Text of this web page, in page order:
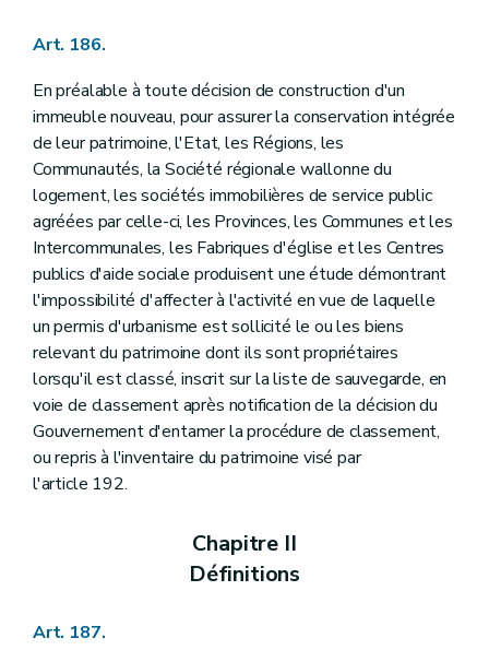
Chapitre III Des indemnités
Art. 230
Titre III Du petit patrimoine populaire
Art. 231
Titre IV De l'archéologie
Chapitre premier Des définitions
Art. 232
Chapitre II Des mesures de protection
Art. 233
Art. 234
Art. 235
Art. 236
Chapitre III
Des sondages archéologiques et des fouilles
Art. 237
Art. 238
Art. 239
Art. 240
Art. 241
Art. 242
Art. 243
Des sondages archéologiques et des fouilles d'utilité publique
Chapitre V
Art. 186.
En préalable à toute décision de construction d'un
immeuble nouveau, pour assurer la conservation intégrée
de leur patrimoine, l'Etat, les Régions, les
Communautés, la Société régionale wallonne du
logement, les sociétés immobilières de service public
agréées par celle-ci, les Provinces, les Communes et les
Intercommunales, les Fabriques d'église et les Centres
publics d'aide sociale produisent une étude démontrant
l'impossibilité d'affecter à l'activité en vue de laquelle
un permis d'urbanisme est sollicité le ou les biens
relevant du patrimoine dont ils sont propriétaires
lorsqu'il est classé, inscrit sur la liste de sauvegarde, en
voie de classement après notification de la décision du
Gouvernement d'entamer la procédure de classement,
ou repris à l'inventaire du patrimoine visé par
l'article 192.
Chapitre II
Définitions
Art. 187.